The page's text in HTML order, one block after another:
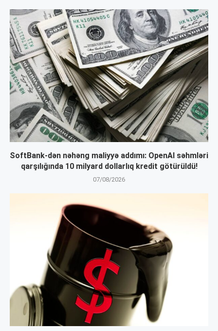
SoftBank-dən nəhəng maliyyə addımı: OpenAI səhmləri
qarşılığında 10 milyard dollarlıq kredit götürüldü!
07/08/2026